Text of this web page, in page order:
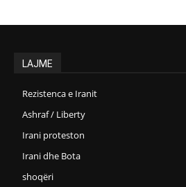
LAJME
Rezistenca e Iranit
Ashraf / Liberty
Irani proteston
Irani dhe Bota
shoqëri